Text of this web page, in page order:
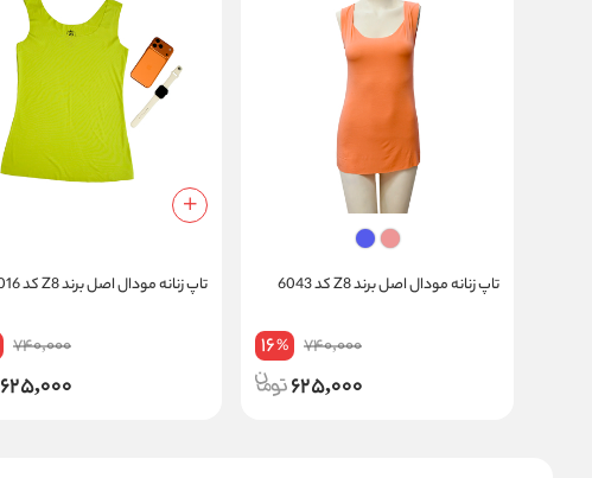
تاپ زنانه مودال اصل برند Z8 کد 6043
740,000
16%
625,000
تاپ زنانه مودال اصل برند Z8 کد 6016
740,000
625,000